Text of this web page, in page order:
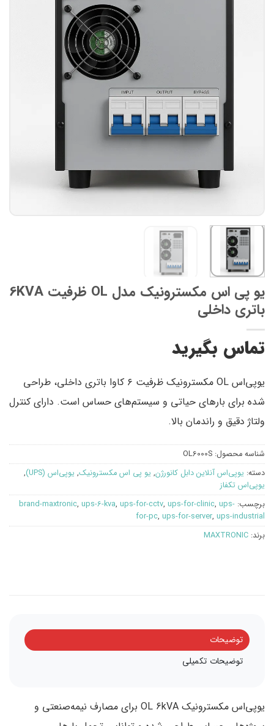
یو پی اس مکسترونیک مدل OL ظرفیت 6KVA
باتری داخلی
تماس بگیرید
یو‌پی‌اس OL مکسترونیک ظرفیت ۶ کاوا باتری داخلی، طراحی
شده برای بارهای حیاتی و سیستم‌های حساس است. دارای کنترل
ولتاژ دقیق و راندمان بالا.
شناسه محصول: OL6000S
دسته: یوپی‌اس آنلاین دابل کانورژن, یو پی اس مکسترونیک, یوپی‌اس (UPS)
,
یوپی‌اس تکفاز
برچسب:
brand-maxtronic, ups-6-kva, ups-for-cctv, ups-for-clinic, ups-
for-pc, ups-for-server, ups-industrial
برند: MAXTRONIC
توضیحات
توضیحات تکمیلی
یو‌پی‌اس مکسترونیک OL 6kVA برای مصارف نیمه‌صنعتی و